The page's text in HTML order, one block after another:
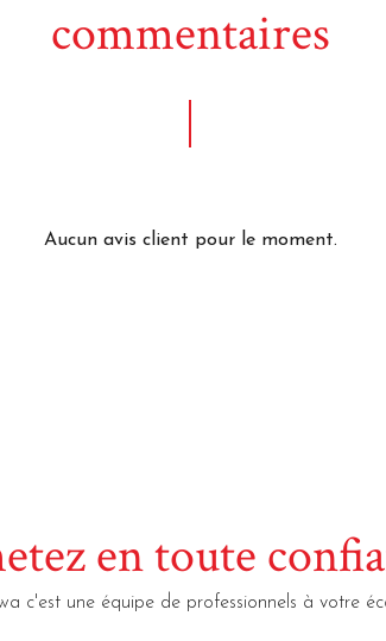
commentaires
Aucun avis client pour le moment.
en toute
c'est une équipe de professionnels à votre